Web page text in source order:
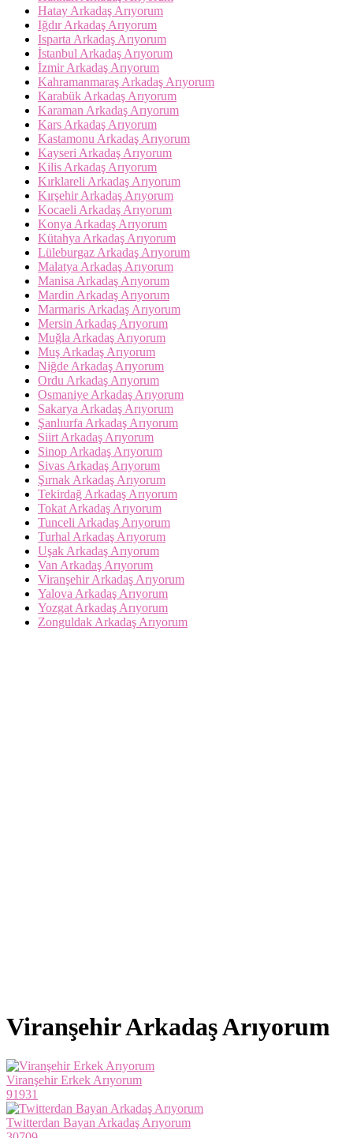
Hatay Arkadaş Arıyorum
Iğdır Arkadaş Arıyorum
Isparta Arkadaş Arıyorum
İstanbul Arkadaş Arıyorum
İzmir Arkadaş Arıyorum
Kahramanmaraş Arkadaş Arıyorum
Karabük Arkadaş Arıyorum
Karaman Arkadaş Arıyorum
Kars Arkadaş Arıyorum
Kastamonu Arkadaş Arıyorum
Kayseri Arkadaş Arıyorum
Kilis Arkadaş Arıyorum
Kırklareli Arkadaş Arıyorum
Kırşehir Arkadaş Arıyorum
Kocaeli Arkadaş Arıyorum
Konya Arkadaş Arıyorum
Kütahya Arkadaş Arıyorum
Lüleburgaz Arkadaş Arıyorum
Malatya Arkadaş Arıyorum
Manisa Arkadaş Arıyorum
Mardin Arkadaş Arıyorum
Marmaris Arkadaş Arıyorum
Mersin Arkadaş Arıyorum
Muğla Arkadaş Arıyorum
Muş Arkadaş Arıyorum
Niğde Arkadaş Arıyorum
Ordu Arkadaş Arıyorum
Osmaniye Arkadaş Arıyorum
Sakarya Arkadaş Arıyorum
Şanlıurfa Arkadaş Arıyorum
Siirt Arkadaş Arıyorum
Sinop Arkadaş Arıyorum
Sivas Arkadaş Arıyorum
Şırnak Arkadaş Arıyorum
Tekirdağ Arkadaş Arıyorum
Tokat Arkadaş Arıyorum
Tunceli Arkadaş Arıyorum
Turhal Arkadaş Arıyorum
Uşak Arkadaş Arıyorum
Van Arkadaş Arıyorum
Viranşehir Arkadaş Arıyorum
Yalova Arkadaş Arıyorum
Yozgat Arkadaş Arıyorum
Zonguldak Arkadaş Arıyorum
Viranşehir Arkadaş Arıyorum
Viranşehir Erkek Arıyorum
91931
Twitterdan Bayan Arkadaş Arıyorum